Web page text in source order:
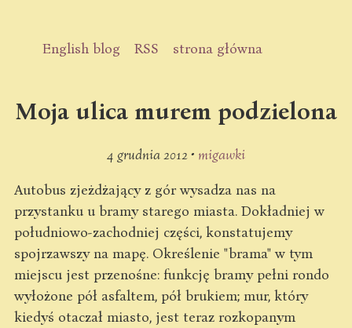
English blog RSS strona główna
Moja ulica murem podzielona
4 grudnia 2012 • migawki
Autobus zjeżdżający z gór wysadza nas na
przystanku u bramy starego miasta. Dokładniej w
południowo-zachodniej części, konstatujemy
spojrzawszy na mapę. Określenie "brama" w tym
miejscu jest przenośne: funkcję bramy pełni rondo
wyłożone pół asfaltem, pół brukiem; mur, który
kiedyś otaczał miasto, jest teraz rozkopanym